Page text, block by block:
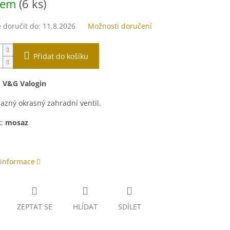
(6 ks)
doručit do: 11.8.2026 Možnosti doručení
Přidat do košíku
V&G Valogin
okrasný zahradní ventil.
mosaz
ZEPTAT SE HLÍDAT SDÍLET